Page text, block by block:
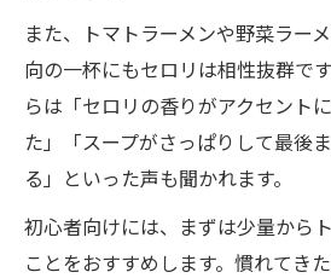
また、トマトラーメンや野菜ラー
向の一杯にもセロリは相性抜群で
らは「セロリの香りがアクセント
た」「スープがさっぱりして最後
る」といった声も聞かれます。
初心者向けには、まずは少量から
ことをおすすめします。慣れてき